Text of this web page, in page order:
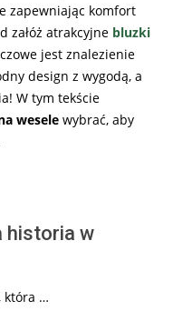
zapewniając komfort
załóż atrakcyjne bluzki
jest znalezienie
design z wygodą, a
W tym tekście
wesele wybrać, aby
historia w
która …